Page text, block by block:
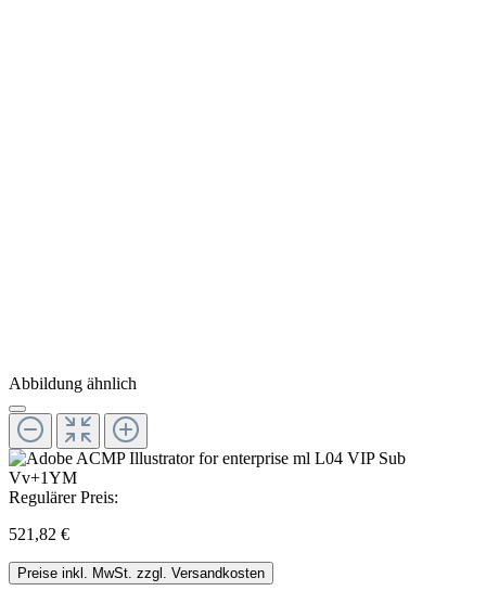
Abbildung ähnlich
Regulärer Preis:
521,82 €
Preise inkl. MwSt. zzgl. Versandkosten